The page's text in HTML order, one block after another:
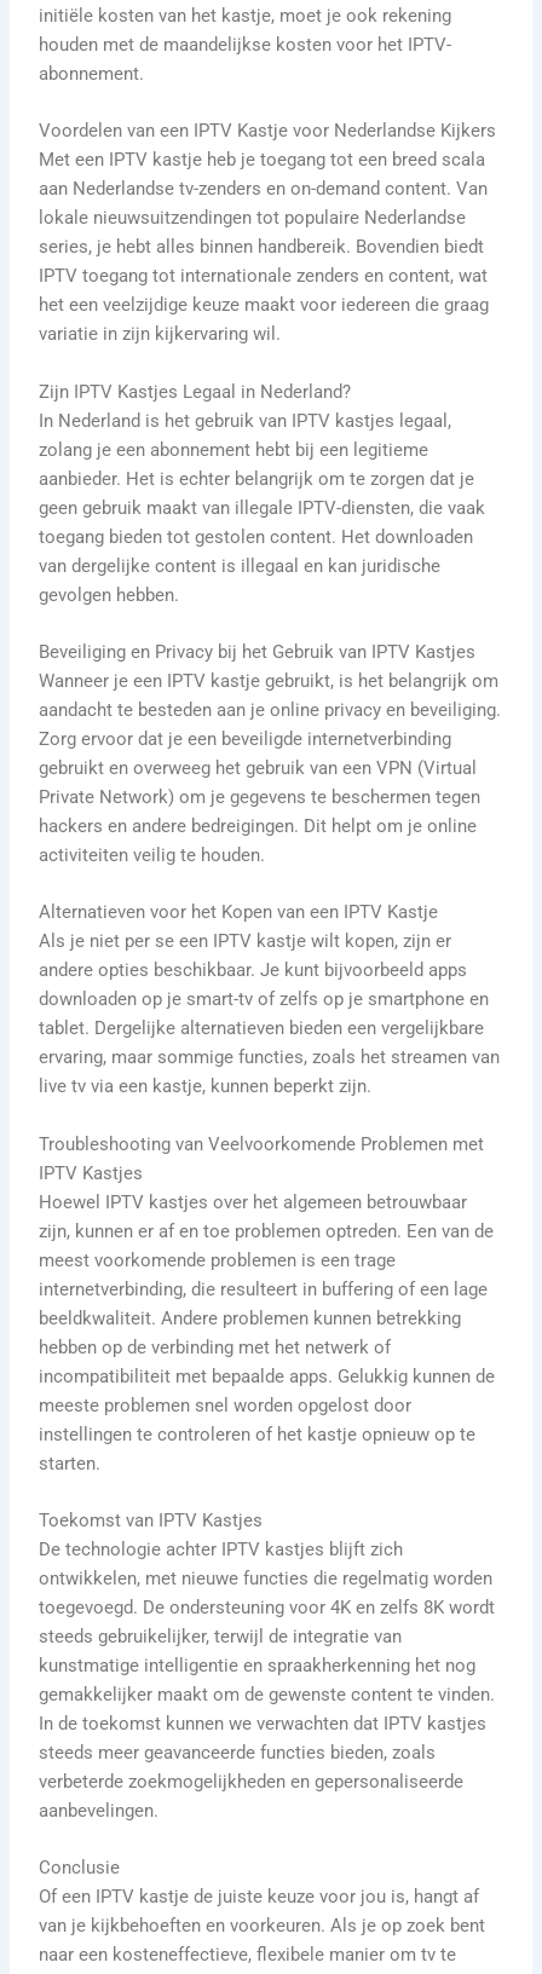
initiële kosten van het kastje, moet je ook rekening
houden met de maandelijkse kosten voor het IPTV-
abonnement.
Voordelen van een IPTV Kastje voor Nederlandse Kijkers
Met een IPTV kastje heb je toegang tot een breed scala
aan Nederlandse tv-zenders en on-demand content. Van
lokale nieuwsuitzendingen tot populaire Nederlandse
series, je hebt alles binnen handbereik. Bovendien biedt
IPTV toegang tot internationale zenders en content, wat
het een veelzijdige keuze maakt voor iedereen die graag
variatie in zijn kijkervaring wil.
Zijn IPTV Kastjes Legaal in Nederland?
In Nederland is het gebruik van IPTV kastjes legaal,
zolang je een abonnement hebt bij een legitieme
aanbieder. Het is echter belangrijk om te zorgen dat je
geen gebruik maakt van illegale IPTV-diensten, die vaak
toegang bieden tot gestolen content. Het downloaden
van dergelijke content is illegaal en kan juridische
gevolgen hebben.
Beveiliging en Privacy bij het Gebruik van IPTV Kastjes
Wanneer je een IPTV kastje gebruikt, is het belangrijk om
aandacht te besteden aan je online privacy en beveiliging.
Zorg ervoor dat je een beveiligde internetverbinding
gebruikt en overweeg het gebruik van een VPN (Virtual
Private Network) om je gegevens te beschermen tegen
hackers en andere bedreigingen. Dit helpt om je online
activiteiten veilig te houden.
Alternatieven voor het Kopen van een IPTV Kastje
Als je niet per se een IPTV kastje wilt kopen, zijn er
andere opties beschikbaar. Je kunt bijvoorbeeld apps
downloaden op je smart-tv of zelfs op je smartphone en
tablet. Dergelijke alternatieven bieden een vergelijkbare
ervaring, maar sommige functies, zoals het streamen van
live tv via een kastje, kunnen beperkt zijn.
Troubleshooting van Veelvoorkomende Problemen met
IPTV Kastjes
Hoewel IPTV kastjes over het algemeen betrouwbaar
zijn, kunnen er af en toe problemen optreden. Een van de
meest voorkomende problemen is een trage
internetverbinding, die resulteert in buffering of een lage
beeldkwaliteit. Andere problemen kunnen betrekking
hebben op de verbinding met het netwerk of
incompatibiliteit met bepaalde apps. Gelukkig kunnen de
meeste problemen snel worden opgelost door
instellingen te controleren of het kastje opnieuw op te
starten.
Toekomst van IPTV Kastjes
De technologie achter IPTV kastjes blijft zich
ontwikkelen, met nieuwe functies die regelmatig worden
toegevoegd. De ondersteuning voor 4K en zelfs 8K wordt
steeds gebruikelijker, terwijl de integratie van
kunstmatige intelligentie en spraakherkenning het nog
gemakkelijker maakt om de gewenste content te vinden.
In de toekomst kunnen we verwachten dat IPTV kastjes
steeds meer geavanceerde functies bieden, zoals
verbeterde zoekmogelijkheden en gepersonaliseerde
aanbevelingen.
Conclusie
Of een IPTV kastje de juiste keuze voor jou is, hangt af
van je kijkbehoeften en voorkeuren. Als je op zoek bent
naar een kosteneffectieve, flexibele manier om tv te